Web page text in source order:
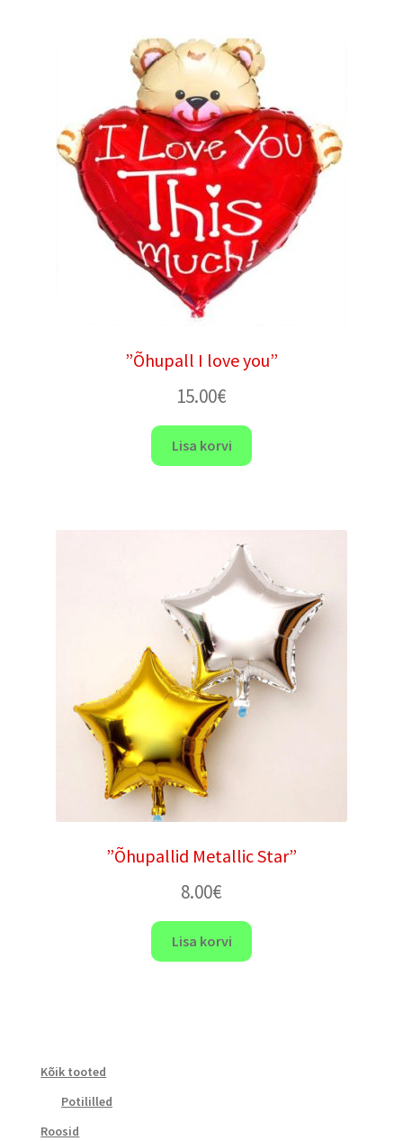
”Õhupall I love you”
15.00€
Lisa korvi
”Õhupallid Metallic Star”
8.00€
Lisa korvi
Kõik tooted
Potililled
Roosid